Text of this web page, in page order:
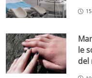
le
del